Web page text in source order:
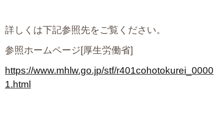
詳しくは下記参照先をご覧ください。
参照ホームページ[厚生労働省]
https://www.mhlw.go.jp/stf/r401cohotokurei_0000
1.html
営業時間: 9：00～18：009：00～18：00